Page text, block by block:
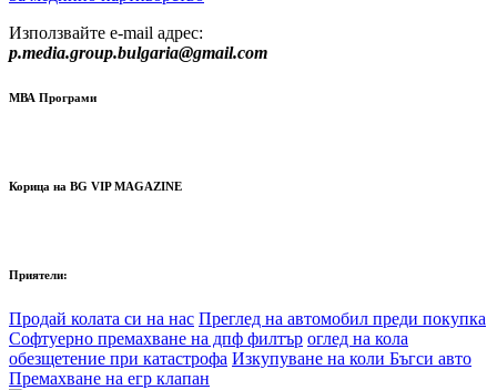
Използвайте e-mail адрес:
p.media.group.bulgaria@gmail.com
МВА Програми
Корица на BG VIP MAGAZINE
Приятели:
Продай колата си на нас Преглед на автомобил преди покупка
Софтуерно премахване на дпф филтър оглед на кола
обезщетение при катастрофа Изкупуване на коли Бъгси авто
Премахване на егр клапан